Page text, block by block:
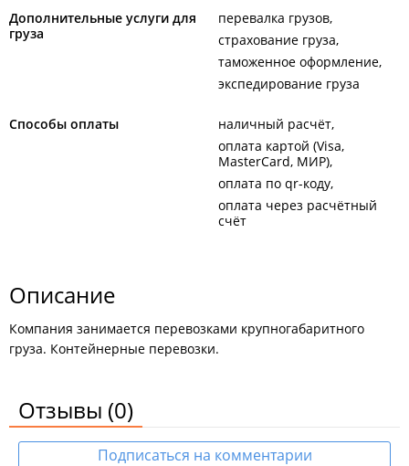
Дополнительные услуги для
груза
перевалка грузов
страхование груза
таможенное оформление
экспедирование груза
Способы оплаты
наличный расчёт
оплата картой (Visa,
MasterCard, МИР)
оплата по qr-коду
оплата через расчётный
счёт
Описание
Компания занимается перевозками крупногабаритного
груза. Контейнерные перевозки.
Отзывы (0)
Подписаться на комментарии